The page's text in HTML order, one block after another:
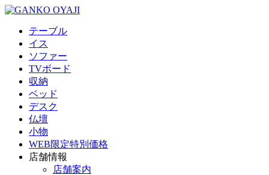
テーブル
イス
ソファー
TVボード
収納
ベッド
デスク
仏壇
小物
WEB限定特別価格
店舗情報
店舗案内